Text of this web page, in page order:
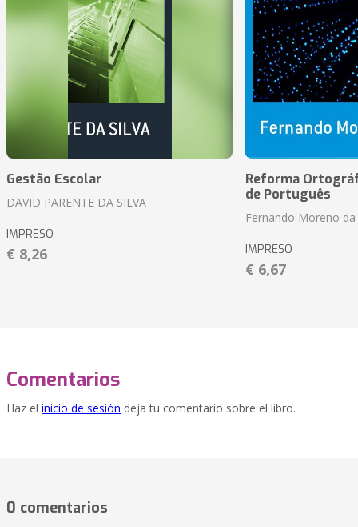
Gestão Escolar
DAVID PARENTE DA SILVA
IMPRESO
€ 8,26
Reforma
de Português
Fernando Moreno da
IMPRESO
€ 6,67
Comentarios
Haz el inicio de sesión deja tu comentario sobre el libro.
0 comentarios